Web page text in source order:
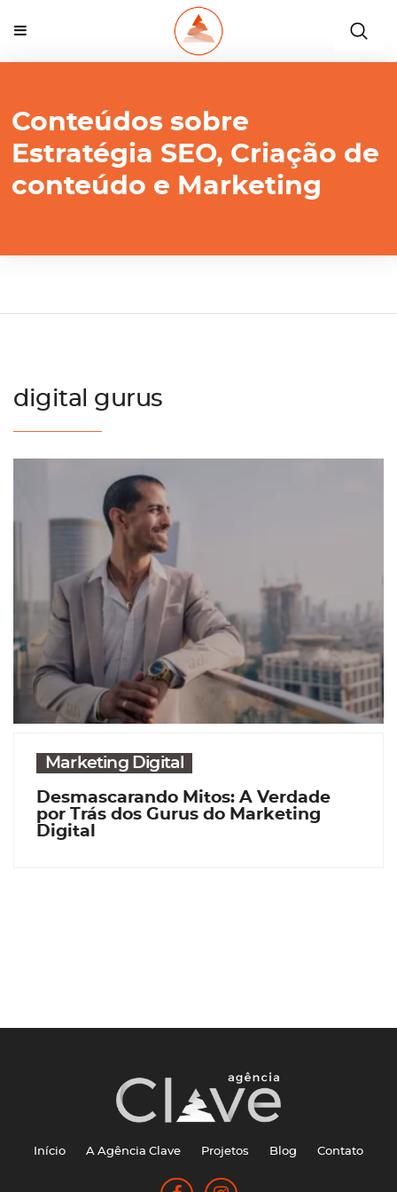
Conteúdos sobre
Estratégia SEO, Criação de
conteúdo e Marketing
digital gurus
Marketing Digital
Desmascarando Mitos: A Verdade
por Trás dos Gurus do Marketing
Digital
Início A Agência Clave Projetos Blog Contato